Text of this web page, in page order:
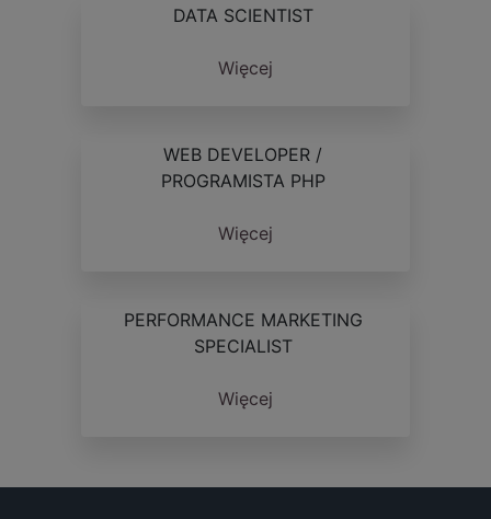
DATA SCIENTIST
Więcej
WEB DEVELOPER /
PROGRAMISTA PHP
Więcej
PERFORMANCE MARKETING
SPECIALIST
Więcej